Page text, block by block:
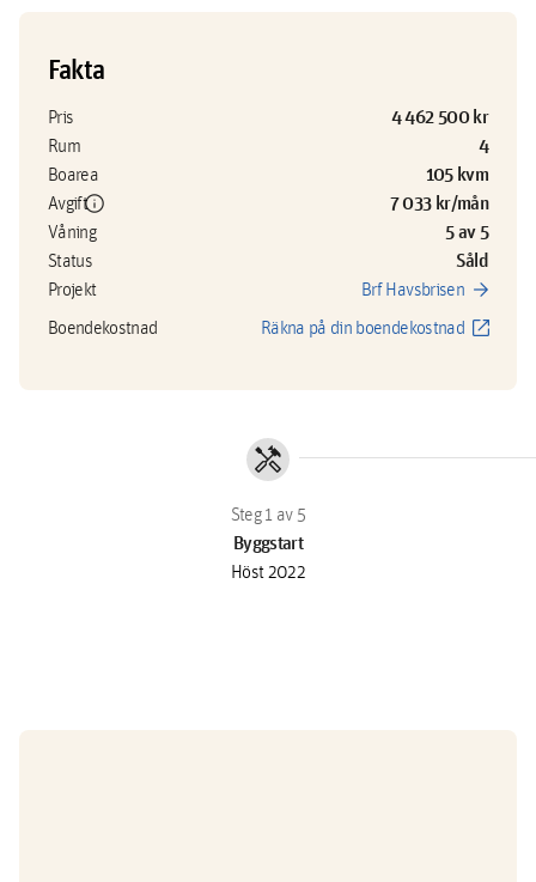
Fakta
Pris 4 462 500 kr
Rum 4
Boarea 105 kvm
Avgiftinfo 7 033 kr/mån
Våning 5 av 5
Status Såld
Projekt Brf Havsbrisen arrow_forward
Boendekostnad Räkna på din boendekostnad open_in_new
handyman
Byggstart
Höst 2022